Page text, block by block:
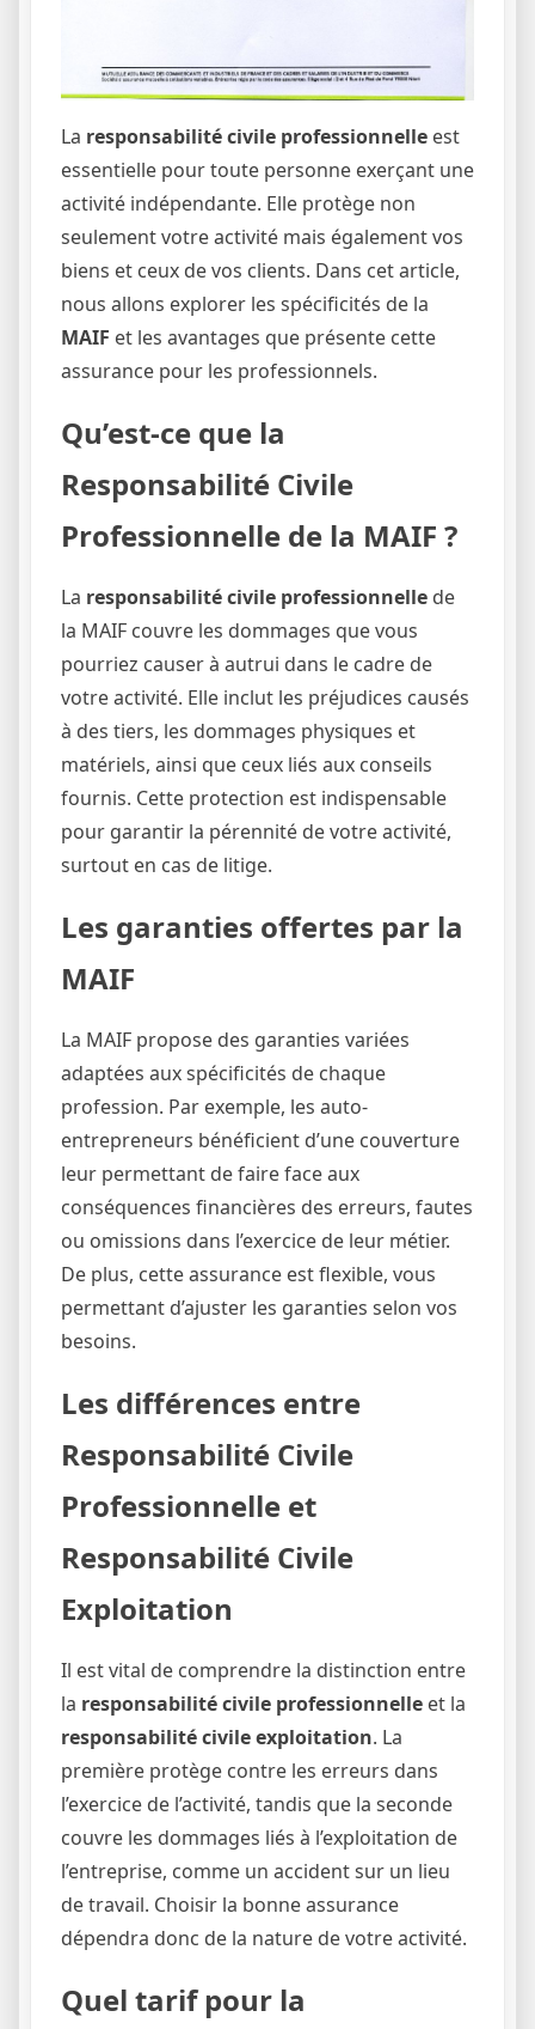
La responsabilité civile professionnelle est
essentielle pour toute personne exerçant une
activité indépendante. Elle protège non
seulement votre activité mais également vos
biens et ceux de vos clients. Dans cet article,
nous allons explorer les spécificités de la
MAIF et les avantages que présente cette
assurance pour les professionnels.
Qu’est-ce que la
Responsabilité Civile
Professionnelle de la MAIF ?
La responsabilité civile professionnelle de
la MAIF couvre les dommages que vous
pourriez causer à autrui dans le cadre de
votre activité. Elle inclut les préjudices causés
à des tiers, les dommages physiques et
matériels, ainsi que ceux liés aux conseils
fournis. Cette protection est indispensable
pour garantir la pérennité de votre activité,
surtout en cas de litige.
Les garanties offertes par la
MAIF
La MAIF propose des garanties variées
adaptées aux spécificités de chaque
profession. Par exemple, les auto-
entrepreneurs bénéficient d’une couverture
leur permettant de faire face aux
conséquences financières des erreurs, fautes
ou omissions dans l’exercice de leur métier.
De plus, cette assurance est flexible, vous
permettant d’ajuster les garanties selon vos
besoins.
Les différences entre
Responsabilité Civile
Professionnelle et
Responsabilité Civile
Exploitation
Il est vital de comprendre la distinction entre
la responsabilité civile professionnelle et la
responsabilité civile exploitation. La
première protège contre les erreurs dans
l’exercice de l’activité, tandis que la seconde
couvre les dommages liés à l’exploitation de
l’entreprise, comme un accident sur un lieu
de travail. Choisir la bonne assurance
dépendra donc de la nature de votre activité.
Quel tarif pour la